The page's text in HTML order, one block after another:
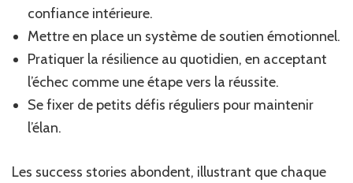
confiance intérieure.
Mettre en place un système de soutien émotionnel.
Pratiquer la résilience au quotidien, en acceptant
l’échec comme une étape vers la réussite.
Se fixer de petits défis réguliers pour maintenir
l’élan.
Les success stories abondent, illustrant que chaque